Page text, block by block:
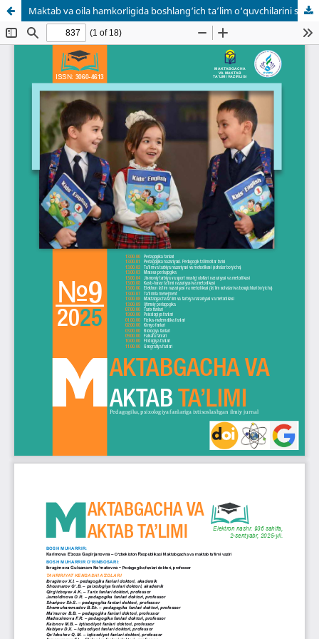
Maktab va oila hamkorligida boshlang‘ich ta’lim o‘quvchilarini she’r yodlash qobiliyatini shakllantirish